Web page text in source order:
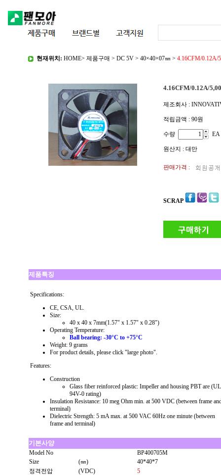
현재위치: HOME> 제품구매 > DC 5V > 40×40×07㎜ > 4.16CFM/0.12A/
4.16CFM/0.12A/
제조회사 :
적립금액 : 90원
수량 EA
원산지 : 대만
판매가격 :
SCRAP
제품특징
Specifications:
CE, CSA, UL.
Size:
40 x 40 x 7mm(1.57" x 1.57" x 0.28")
Operating Temperature:
Ball bearing: -30°C to +75°C
Weight: 9 grams
For product details, please click "large photo".
Features:
Construction
Glass fiber reinforced plastic: Impeller and housing PBT are (UL
94V-0 rating)
Insulation Resistance: 10 meg Ohm min. at 500 VDC (between frame
terminal)
Dielectric Strength: 5 mA max. at 500 VAC 60Hz one minute (between
frame and terminal)
기본사양
Model No
BP400705M
Size
(㎜)
40*40*7
정격전압
(VDC)
5